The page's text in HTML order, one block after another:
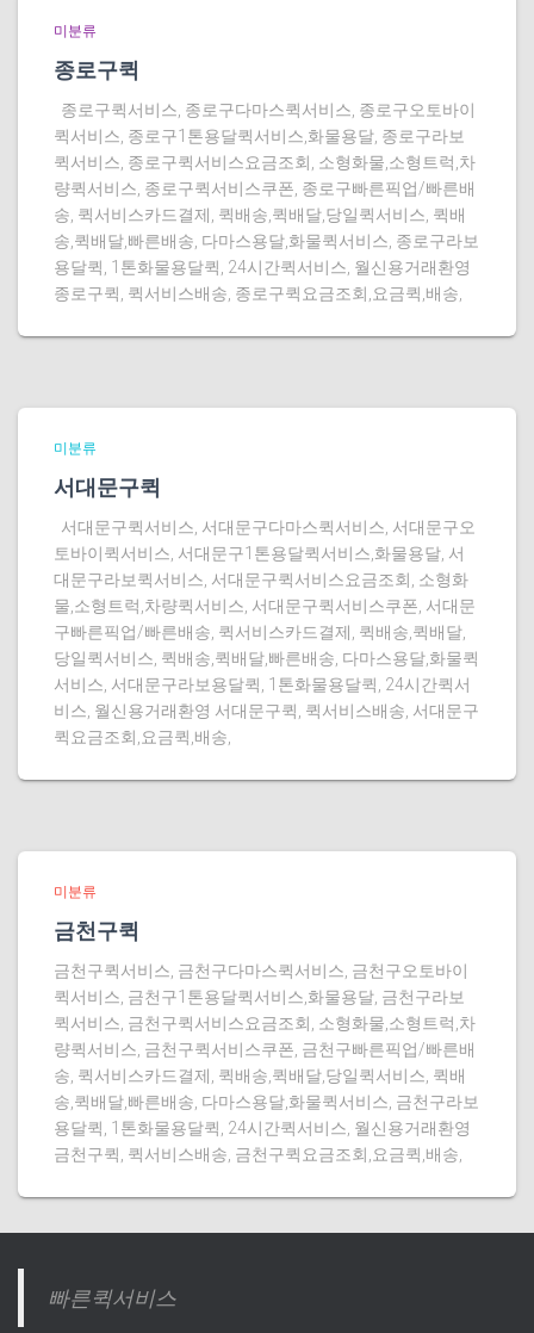
미분류
종로구퀵
종로구퀵서비스, 종로구다마스퀵서비스, 종로구오토바이
퀵서비스, 종로구1톤용달퀵서비스,화물용달, 종로구라보
퀵서비스, 종로구퀵서비스요금조회, 소형화물,소형트럭,차
량퀵서비스, 종로구퀵서비스쿠폰, 종로구빠른픽업/빠른배
송, 퀵서비스카드결제, 퀵배송,퀵배달,당일퀵서비스, 퀵배
송,퀵배달,빠른배송, 다마스용달,화물퀵서비스, 종로구라보
용달퀵, 1톤화물용달퀵, 24시간퀵서비스, 월신용거래환영
종로구퀵, 퀵서비스배송, 종로구퀵요금조회,요금퀵,배송,
미분류
서대문구퀵
서대문구퀵서비스, 서대문구다마스퀵서비스, 서대문구오
토바이퀵서비스, 서대문구1톤용달퀵서비스,화물용달, 서
대문구라보퀵서비스, 서대문구퀵서비스요금조회, 소형화
물,소형트럭,차량퀵서비스, 서대문구퀵서비스쿠폰, 서대문
구빠른픽업/빠른배송, 퀵서비스카드결제, 퀵배송,퀵배달,
당일퀵서비스, 퀵배송,퀵배달,빠른배송, 다마스용달,화물퀵
서비스, 서대문구라보용달퀵, 1톤화물용달퀵, 24시간퀵서
비스, 월신용거래환영 서대문구퀵, 퀵서비스배송, 서대문구
퀵요금조회,요금퀵,배송,
미분류
금천구퀵
금천구퀵서비스, 금천구다마스퀵서비스, 금천구오토바이
퀵서비스, 금천구1톤용달퀵서비스,화물용달, 금천구라보
퀵서비스, 금천구퀵서비스요금조회, 소형화물,소형트럭,차
량퀵서비스, 금천구퀵서비스쿠폰, 금천구빠른픽업/빠른배
송, 퀵서비스카드결제, 퀵배송,퀵배달,당일퀵서비스, 퀵배
송,퀵배달,빠른배송, 다마스용달,화물퀵서비스, 금천구라보
용달퀵, 1톤화물용달퀵, 24시간퀵서비스, 월신용거래환영
금천구퀵, 퀵서비스배송, 금천구퀵요금조회,요금퀵,배송,
빠른퀵서비스